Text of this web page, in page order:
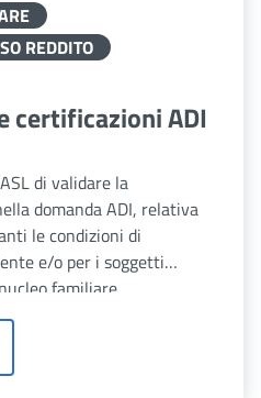
REDDITO
certificazioni ADI
di validare la
domanda ADI, relativa
le condizioni di
e/o per i soggetti
familiare.
delle certificazioni ADI